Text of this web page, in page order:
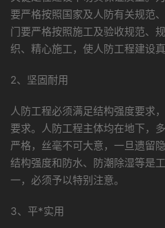
要严格按照国家及人防有关规范
门要严格按照施工及验收规范、
织、精心施工，使人防工程建设
2、坚固耐用
人防工程必须满足结构强度要求
要求。人防工程主体均在地下，
严格，丝毫不可大意，一旦遗留
结构强度和防水、防潮除湿等是
一，必须予以特别注意。
3、平*实用